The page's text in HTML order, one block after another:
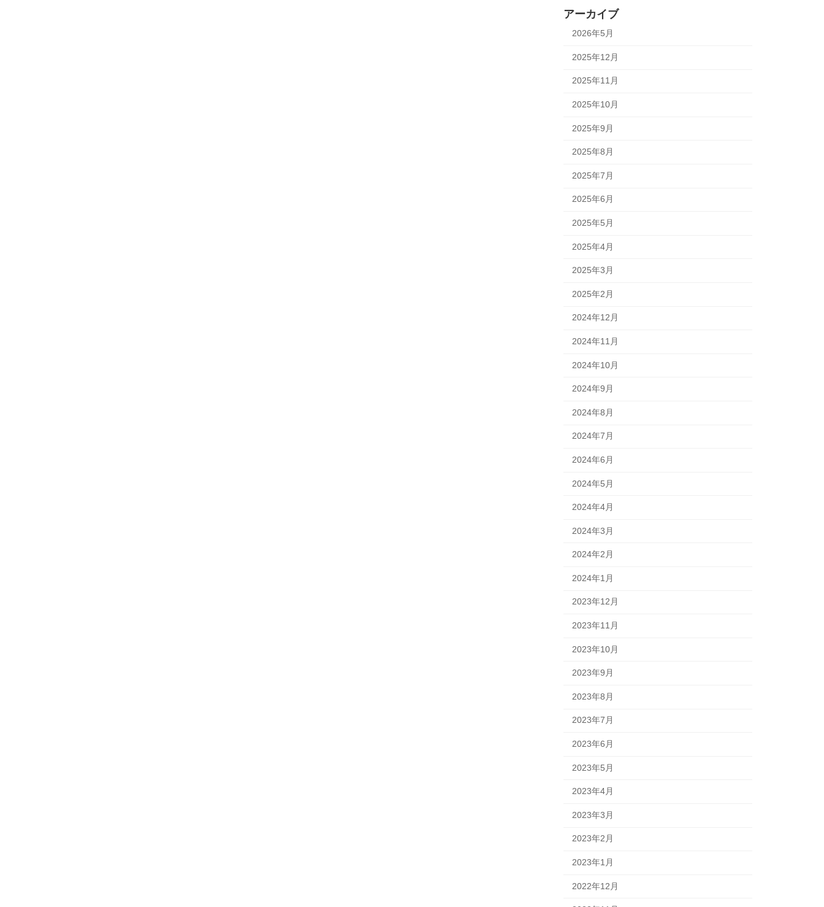
アーカイブ
2026年5月
2025年12月
2025年11月
2025年10月
2025年9月
2025年8月
2025年7月
2025年6月
2025年5月
2025年4月
2025年3月
2025年2月
2024年12月
2024年11月
2024年10月
2024年9月
2024年8月
2024年7月
2024年6月
2024年5月
2024年4月
2024年3月
2024年2月
2024年1月
2023年12月
2023年11月
2023年10月
2023年9月
2023年8月
2023年7月
2023年6月
2023年5月
2023年4月
2023年3月
2023年2月
2023年1月
2022年12月